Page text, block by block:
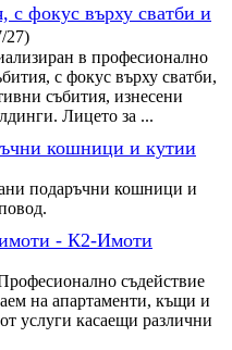
с фокус върху сватби и
27)
в професионално
с фокус върху сватби,
събития, изнесени
Лицето за ...
кошници и кутии
подаръчни кошници и
- К2-Имоти
съдействие
на апартаменти, къщи и
услуги касаещи различни